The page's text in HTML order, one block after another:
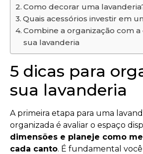
Como decorar uma
Quais acessórios investir em
Combine a organização com
sua lavanderia
5 dicas para
sua lavanderia
A primeira etapa para uma
organizada é avaliar o espaço
dimensões e planeje como
cada canto. É fundamental